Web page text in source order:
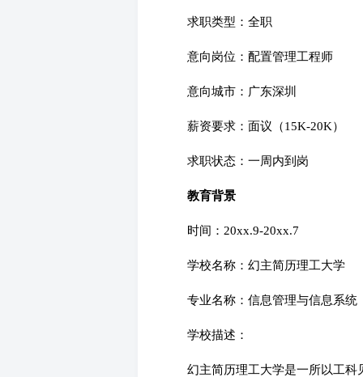
求职类型：全职
意向岗位：配置管理工程师
意向城市：广东深圳
薪资要求：面议（15K-20K）
求职状态：一周内到岗
教育背景
时间：20xx.9-20xx.7
学校名称：幻主简历理工大学
专业名称：信息管理与信息系统
学校描述：
幻主简历理工大学是一所以工科